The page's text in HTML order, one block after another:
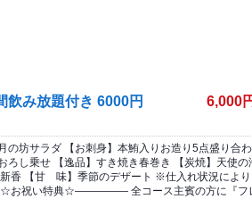
6,000
飲み放題付き 6000円
坊サラダ 【お刺身】本鮪入りお造り5点盛り合
し乗せ 【逸品】すき焼き春巻き 【炭焼】天使
香 【甘 味】季節のデザート ※仕入れ状況によ
祝い特典☆――――― 全コース主賓の方に『フ